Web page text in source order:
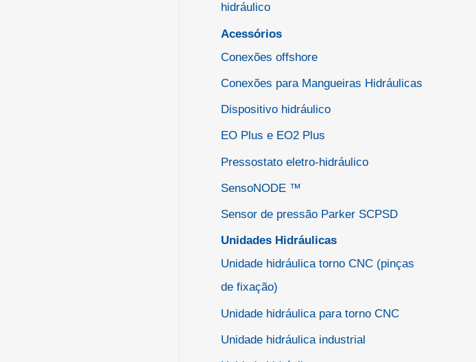
hidráulico
Acessórios
Conexões offshore
Conexões para Mangueiras Hidráulicas
Dispositivo hidráulico
EO Plus e EO2 Plus
Pressostato eletro-hidráulico
SensoNODE ™
Sensor de pressão Parker SCPSD
Unidades Hidráulicas
Unidade hidráulica torno CNC (pinças
de fixação)
Unidade hidráulica para torno CNC
Unidade hidráulica industrial